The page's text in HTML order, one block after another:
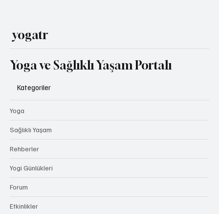
yogatr
Yoga ve Sağlıklı Yaşam Portalı
Kategoriler
Yoga
Sağlıklı Yaşam
Rehberler
Yogi Günlükleri
Forum
Etkinlikler